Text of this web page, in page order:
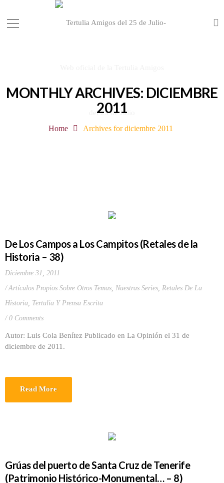
MONTHLY ARCHIVES: DICIEMBRE
2011
Home Archives for diciembre 2011
De Los Campos a Los Campitos (Retales de la
Historia – 38)
Diciembre 31, 2011
Artículos Propios Sobre Otros Temas, Nuestras Series, Retales De La
Historia, Tertulia Y Prensa Escrita
0 Comments
Autor: Luis Cola Benítez Publicado en La Opinión el 31 de
diciembre de 2011.
Read More
Grúas del puerto de Santa Cruz de Tenerife
(Patrimonio Histórico-Monumental… – 8)